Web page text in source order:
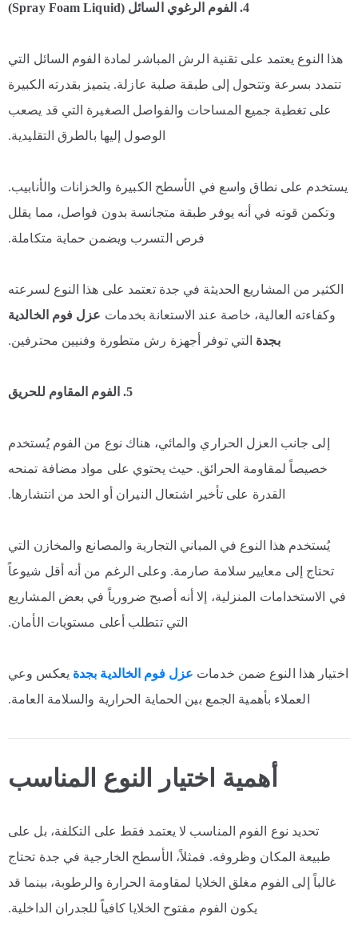
4. الفوم الرغوي السائل (Spray Foam Liquid)
هذا النوع يعتمد على تقنية الرش المباشر لمادة الفوم السائل التي
تتمدد بسرعة وتتحول إلى طبقة صلبة عازلة. يتميز بقدرته الكبيرة
على تغطية جميع المساحات والفواصل الصغيرة التي قد يصعب
الوصول إليها بالطرق التقليدية.
يستخدم على نطاق واسع في الأسطح الكبيرة والخزانات والأنابيب.
وتكمن قوته في أنه يوفر طبقة متجانسة بدون فواصل، مما يقلل
فرص التسرب ويضمن حماية متكاملة.
الكثير من المشاريع الحديثة في جدة تعتمد على هذا النوع لسرعته
وكفاءته العالية، خاصة عند الاستعانة بخدمات عزل فوم الخالدية
بجدة التي توفر أجهزة رش متطورة وفنيين محترفين.
5. الفوم المقاوم للحريق
إلى جانب العزل الحراري والمائي، هناك نوع من الفوم يُستخدم
خصيصاً لمقاومة الحرائق. حيث يحتوي على مواد مضافة تمنحه
القدرة على تأخير اشتعال النيران أو الحد من انتشارها.
يُستخدم هذا النوع في المباني التجارية والمصانع والمخازن التي
تحتاج إلى معايير سلامة صارمة. وعلى الرغم من أنه أقل شيوعاً
في الاستخدامات المنزلية، إلا أنه أصبح ضرورياً في بعض المشاريع
التي تتطلب أعلى مستويات الأمان.
اختيار هذا النوع ضمن خدمات عزل فوم الخالدية بجدة يعكس وعي
العملاء بأهمية الجمع بين الحماية الحرارية والسلامة العامة.
أهمية اختيار النوع المناسب
تحديد نوع الفوم المناسب لا يعتمد فقط على التكلفة، بل على
طبيعة المكان وظروفه. فمثلاً، الأسطح الخارجية في جدة تحتاج
غالباً إلى الفوم مغلق الخلايا لمقاومة الحرارة والرطوبة، بينما قد
يكون الفوم مفتوح الخلايا كافياً للجدران الداخلية.